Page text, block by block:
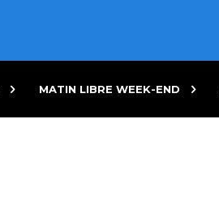
MATIN LIBRE WEEK-END